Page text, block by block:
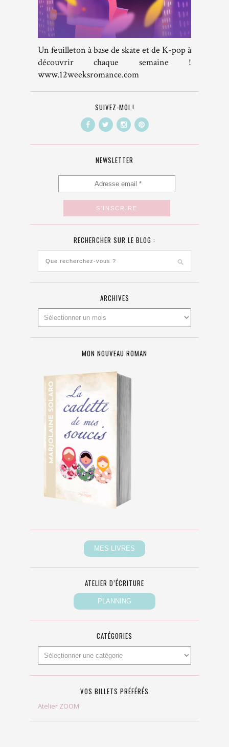
Un feuilleton à base de skate et de K-pop à
découvrir chaque semaine !
www.12weeksromance.com
SUIVEZ-MOI !
NEWSLETTER
RECHERCHER SUR LE BLOG :
ARCHIVES
MON NOUVEAU ROMAN
ATELIER D’ÉCRITURE
CATÉGORIES
VOS BILLETS PRÉFÉRÉS
Atelier ZOOM